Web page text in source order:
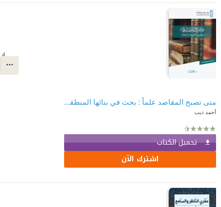
‎⁨متى تصبح المقاصد علماً : بحث في بنائها المنطقي وفلسفتها المعرفية
أحمد ذيب
تحميل الكتاب
اشترك الآن